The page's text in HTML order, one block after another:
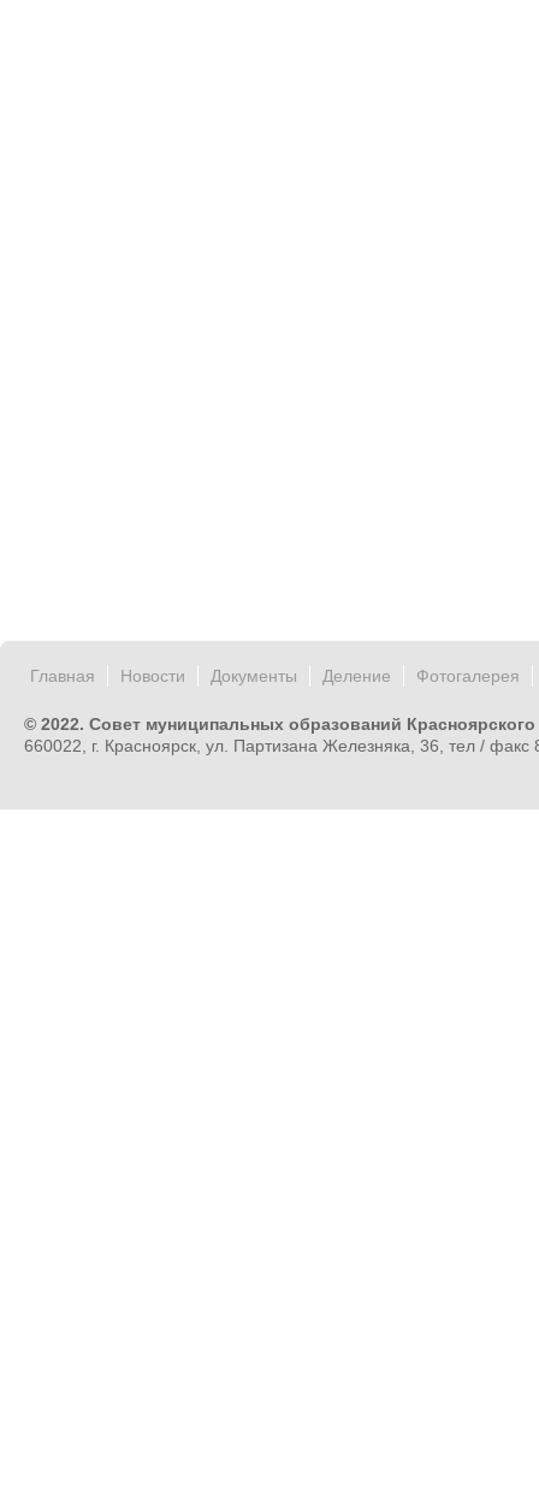
Главная Новости Документы Деление Фотогалерея
© 2022. Совет муниципальных образований Красноярского
660022, г. Красноярск, ул. Партизана Железняка, 36, тел /